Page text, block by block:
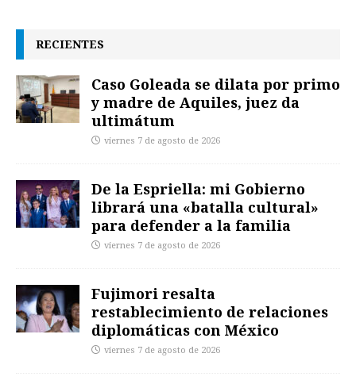
RECIENTES
Caso Goleada se dilata por primo
y madre de Aquiles, juez da
ultimátum
viernes 7 de agosto de 2026
De la Espriella: mi Gobierno
librará una «batalla cultural»
para defender a la familia
viernes 7 de agosto de 2026
Fujimori resalta
restablecimiento de relaciones
diplomáticas con México
viernes 7 de agosto de 2026